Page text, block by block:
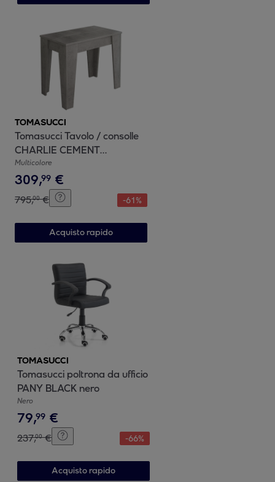
TOMASUCCI
Tomasucci Tavolo / consolle
CHARLIE CEMENT
multicolore
Multicolore
309,99 €
795,00 € -61%
Acquisto rapido
TOMASUCCI
Tomasucci poltrona da ufficio
PANY BLACK nero
Nero
79,99 €
237,00 € -66%
Acquisto rapido